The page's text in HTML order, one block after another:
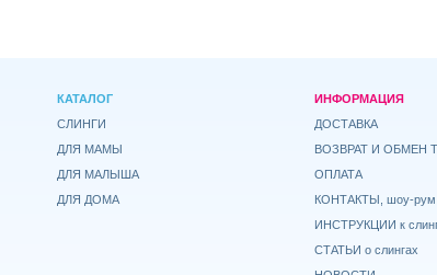
КАТАЛОГ
СЛИНГИ
ДЛЯ МАМЫ
ДЛЯ МАЛЫША
ДЛЯ ДОМА
ИНФОРМАЦИЯ
ДОСТАВКА
ВОЗВРАТ И ОБМЕН
ОПЛАТА
КОНТАКТЫ, шоу-рум
ИНСТРУКЦИИ к
СТАТЬИ о слингах